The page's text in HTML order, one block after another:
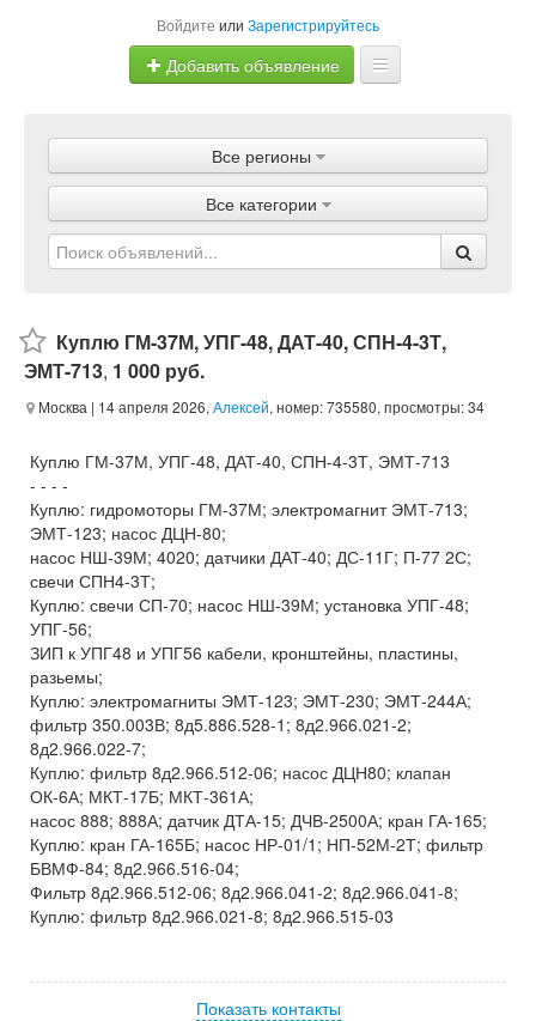
Войдите или Зарегистрируйтесь
Добавить объявление
Объявления
Магазины
Услуги
Все регионы
Все категории
Куплю ГМ-37М, УПГ-48, ДАТ-40, СПН-4-3Т,
ЭМТ-713, 1 000 руб.
Москва | 14 апреля 2026, Алексей, номер: 735580, просмотры: 34
Куплю ГМ-37М, УПГ-48, ДАТ-40, СПН-4-3Т, ЭМТ-713
- - - -
Куплю: гидромоторы ГМ-37М; электромагнит ЭМТ-713;
ЭМТ-123; насос ДЦН-80;
насос НШ-39М; 4020; датчики ДАТ-40; ДС-11Г; П-77 2С;
свечи СПН4-3Т;
Куплю: свечи СП-70; насос НШ-39М; установка УПГ-48;
УПГ-56;
ЗИП к УПГ48 и УПГ56 кабели, кронштейны, пластины,
разьемы;
Куплю: электромагниты ЭМТ-123; ЭМТ-230; ЭМТ-244А;
фильтр 350.003В; 8д5.886.528-1; 8д2.966.021-2;
8д2.966.022-7;
Куплю: фильтр 8д2.966.512-06; насос ДЦН80; клапан
ОК-6А; МКТ-17Б; МКТ-361А;
насос 888; 888А; датчик ДТА-15; ДЧВ-2500А; кран ГА-165;
Куплю: кран ГА-165Б; насос НР-01/1; НП-52М-2Т; фильтр
БВМФ-84; 8д2.966.516-04;
Фильтр 8д2.966.512-06; 8д2.966.041-2; 8д2.966.041-8;
Куплю: фильтр 8д2.966.021-8; 8д2.966.515-03
Показать контакты